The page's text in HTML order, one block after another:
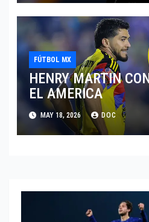
FÚTBOL MX
HENRY MARTIN
EL AMERICA
MAY 18, 2026 DOC